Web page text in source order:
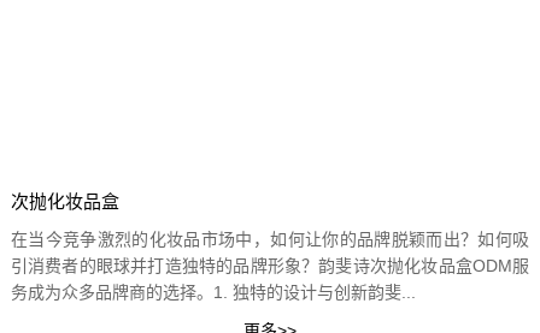
次抛化妆品盒
在当今竞争激烈的化妆品市场中，如何让你的品牌脱颖而出？如何吸
引消费者的眼球并打造独特的品牌形象？韵斐诗次抛化妆品盒ODM服
务成为众多品牌商的选择。1. 独特的设计与创新韵斐...